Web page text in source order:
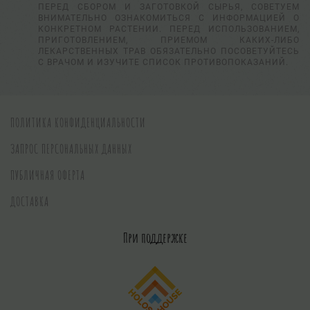
ПЕРЕД СБОРОМ И ЗАГОТОВКОЙ СЫРЬЯ, СОВЕТУЕМ
ВНИМАТЕЛЬНО ОЗНАКОМИТЬСЯ С ИНФОРМАЦИЕЙ О
КОНКРЕТНОМ РАСТЕНИИ. ПЕРЕД ИСПОЛЬЗОВАНИЕМ,
ПРИГОТОВЛЕНИЕМ, ПРИЕМОМ КАКИХ-ЛИБО
ЛЕКАРСТВЕННЫХ ТРАВ ОБЯЗАТЕЛЬНО ПОСОВЕТУЙТЕСЬ
С ВРАЧОМ И ИЗУЧИТЕ СПИСОК ПРОТИВОПОКАЗАНИЙ.
ПОЛИТИКА КОНФИДЕНЦИАЛЬНОСТИ
ЗАПРОС ПЕРСОНАЛЬНЫХ ДАННЫХ
ПУБЛИЧНАЯ ОФЕРТА
ДОСТАВКА
При поддержке